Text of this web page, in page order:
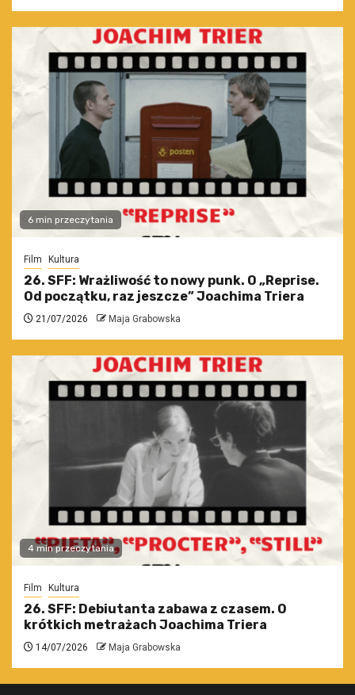
6 min przeczytania
Film Kultura
26. SFF: Wrażliwość to nowy punk. O „Reprise.
Od początku, raz jeszcze” Joachima Triera
21/07/2026 Maja Grabowska
4 min przeczytania
Film Kultura
26. SFF: Debiutanta zabawa z czasem. O
krótkich metrażach Joachima Triera
14/07/2026 Maja Grabowska